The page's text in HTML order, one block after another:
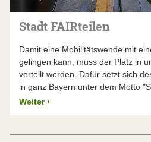
Stadt FAIRteilen
Damit eine Mobilitätswende mit
gelingen kann, muss der Platz in
verteilt werden. Dafür setzt sich
in ganz Bayern unter dem Motto
Weiter ›